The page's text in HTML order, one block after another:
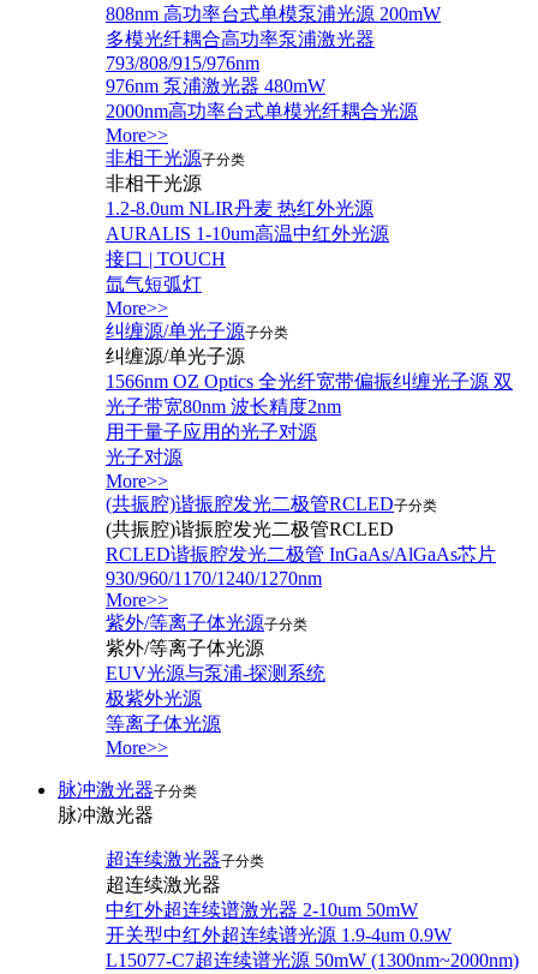
808nm 高功率台式单模泵浦光源 200mW
多模光纤耦合高功率泵浦激光器
793/808/915/976nm
976nm 泵浦激光器 480mW
2000nm高功率台式单模光纤耦合光源
More>>
非相干光源子分类
非相干光源
1.2-8.0um NLIR丹麦 热红外光源
AURALIS 1-10um高温中红外光源
接口 | TOUCH
氙气短弧灯
More>>
纠缠源/单光子源子分类
纠缠源/单光子源
1566nm OZ Optics 全光纤宽带偏振纠缠光子源 双
光子带宽80nm 波长精度2nm
用于量子应用的光子对源
光子对源
More>>
(共振腔)谐振腔发光二极管RCLED子分类
(共振腔)谐振腔发光二极管RCLED
RCLED谐振腔发光二极管 InGaAs/AlGaAs芯片
930/960/1170/1240/1270nm
More>>
紫外/等离子体光源子分类
紫外/等离子体光源
EUV光源与泵浦-探测系统
极紫外光源
等离子体光源
More>>
脉冲激光器子分类
脉冲激光器
超连续激光器子分类
超连续激光器
中红外超连续谱激光器 2-10um 50mW
开关型中红外超连续谱光源 1.9-4um 0.9W
L15077-C7超连续谱光源 50mW (1300nm~2000nm)